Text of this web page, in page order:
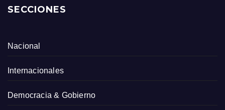
SECCIONES
Nacional
Internacionales
Democracia & Gobierno